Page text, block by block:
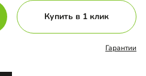
Купить в 1 клик
Гарантии